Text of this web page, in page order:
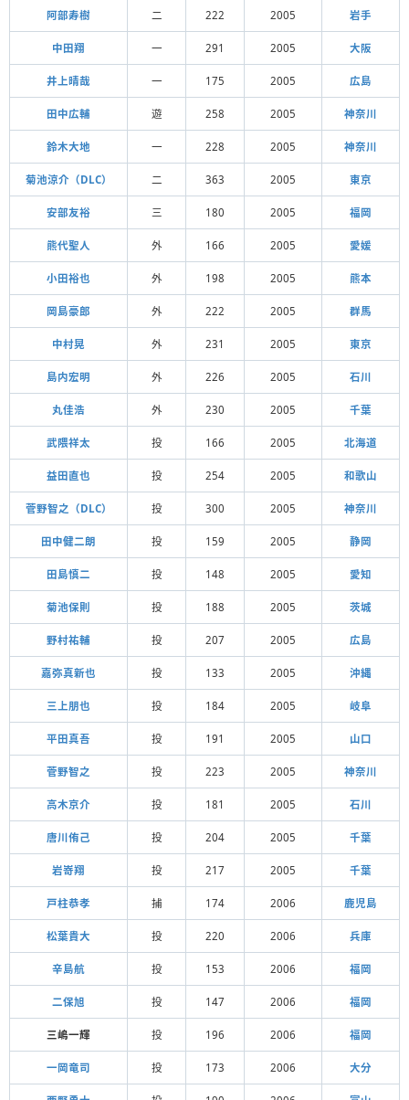
阿部寿樹 二 222 2005 岩手
中田翔 一 291 2005 大阪
井上晴哉 一 175 2005 広島
田中広輔 遊 258 2005 神奈川
鈴木大地 一 228 2005 神奈川
菊池涼介（DLC） 二 363 2005 東京
安部友裕 三 180 2005 福岡
熊代聖人 外 166 2005 愛媛
小田裕也 外 198 2005 熊本
岡島豪郎 外 222 2005 群馬
中村晃 外 231 2005 東京
島内宏明 外 226 2005 石川
丸佳浩 外 230 2005 千葉
武隈祥太 投 166 2005 北海道
益田直也 投 254 2005 和歌山
菅野智之（DLC） 投 300 2005 神奈川
田中健二朗 投 159 2005 静岡
田島慎二 投 148 2005 愛知
菊池保則 投 188 2005 茨城
野村祐輔 投 207 2005 広島
嘉弥真新也 投 133 2005 沖縄
三上朋也 投 184 2005 岐阜
平田真吾 投 191 2005 山口
菅野智之 投 223 2005 神奈川
高木京介 投 181 2005 石川
唐川侑己 投 204 2005 千葉
岩嵜翔 投 217 2005 千葉
戸柱恭孝 捕 174 2006 鹿児島
松葉貴大 投 220 2006 兵庫
辛島航 投 153 2006 福岡
二保旭 投 147 2006 福岡
三嶋一輝 投 196 2006 福岡
一岡竜司 投 173 2006 大分